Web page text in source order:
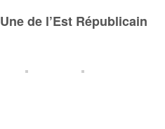
Une de l’Est Républicain